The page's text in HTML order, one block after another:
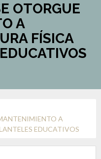
OTORGUE
A
FÍSICA
A
EDUCATIVOS